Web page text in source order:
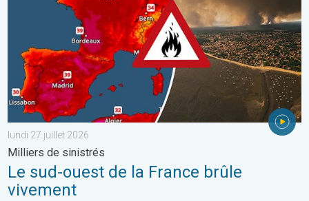
lundi 27 juillet 2026
Milliers de sinistrés
Le sud-ouest de la France brûle
vivement